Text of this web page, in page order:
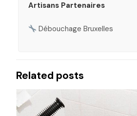
Artisans Partenaires
Débouchage Bruxelles
Related posts